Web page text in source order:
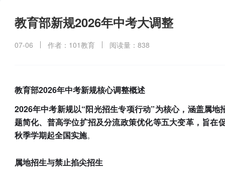
教育部新规2026年中考大调整
07-06 作者：101教育 阅读量：838
教育部2026年中考新规核心调整概述
​2026年中考新规以“阳光招生专项行动”为核心，涵盖属
题简化、普高学位扩招及分流政策优化等五大变革，旨在
秋季学期起全国实施​。
属地招生与禁止掐尖招生